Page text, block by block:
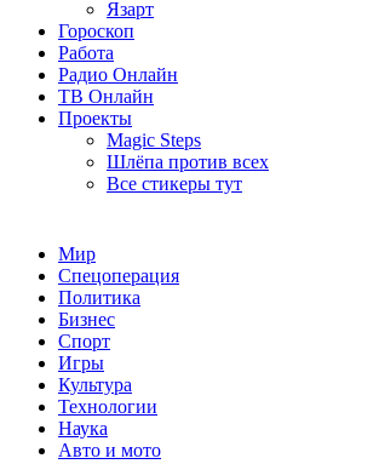
Язарт
Гороскоп
Работа
Радио Онлайн
ТВ Онлайн
Проекты
Magic Steps
Шлёпа против всех
Все стикеры тут
Мир
Спецоперация
Политика
Бизнес
Спорт
Игры
Культура
Технологии
Наука
Авто и мото